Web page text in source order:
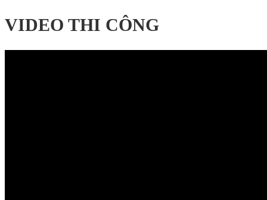
VIDEO THI CÔNG